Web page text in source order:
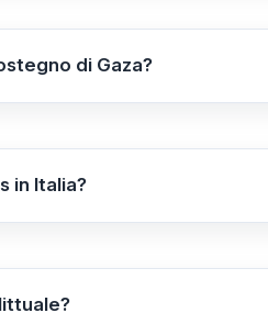
colpite dal conflitto.
di Gaza?
come il blocco dei porti
in Italia?
italiani, impedendo la